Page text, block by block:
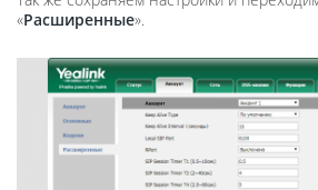
«Расширенные».